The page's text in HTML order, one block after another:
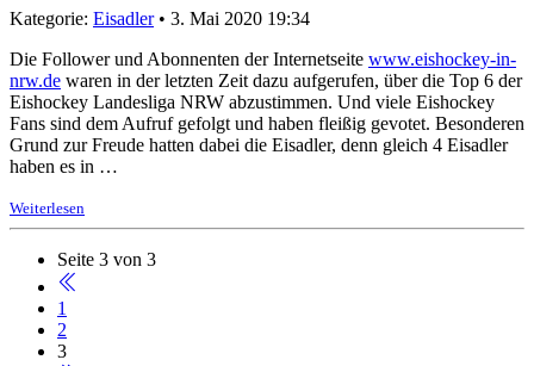
Kategorie: Eisadler• 3. Mai 2020 19:34
Die Follower und Abonnenten der Internetseite www.eishockey-in-
nrw.de waren in der letzten Zeit dazu aufgerufen, über die Top 6 der
Eishockey Landesliga NRW abzustimmen. Und viele Eishockey
Fans sind dem Aufruf gefolgt und haben fleißig gevotet. Besonderen
Grund zur Freude hatten dabei die Eisadler, denn gleich 4 Eisadler
haben es in …
Weiterlesen
Seite 3 von 3
1
2
3